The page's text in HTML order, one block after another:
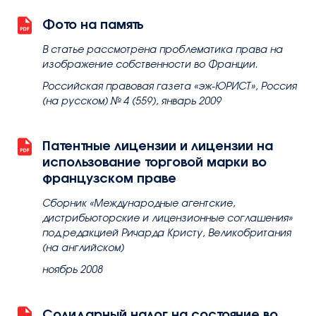
Фото на память
В статье рассмотрена проблематика права на
изображение собственности во Франции.
Российская правовая газета «эж-ЮРИСТ», Россия
(на русском) № 4 (559), январь 2009
Патентные лицензии и лицензии на
использование торговой марки во
французском праве
Сборник «Международные агентские,
дистрибьюторские и лицензионные соглашения»
под редакцией Ричарда Кристу, Великобритания
(на английском)
ноябрь 2008